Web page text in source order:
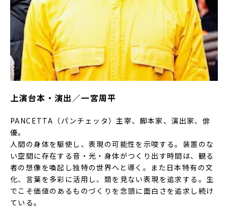
上演台本・演出／一宮周平
PANCETTA（パンチェッタ）主宰、脚本家、演出家、俳
優。
人間の身体を駆使し、表現の可能性を示唆する。装置のな
い空間に存在する音・光・身体がつくり出す時間は、観る
者の想像を喚起し独特の世界へと導く。また日本特有の文
化、言葉を多彩に活用し、類を見ない表現を追求する。生
でこそ価値のあるものづくりを念頭に面白さを追求し続け
ている。